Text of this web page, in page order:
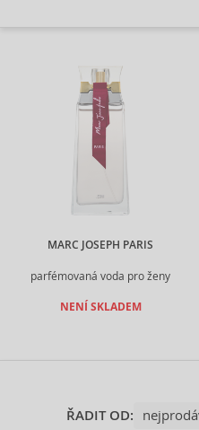
MARC JOSEPH PARIS
parfémovaná voda pro ženy
NENÍ SKLADEM
ŘADIT OD: